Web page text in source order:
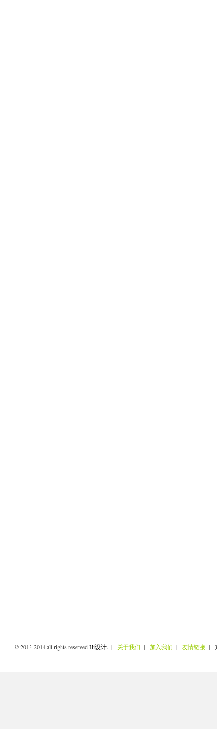
© 2013-2014 all rights reservedHi设计. | 关于我们 | 加入我们 | 友情链接 |